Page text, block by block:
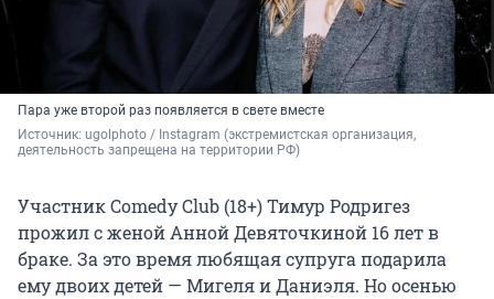
Пара уже второй раз появляется в свете вместе
Источник: ugolphoto / Instagram (экстремистская организация,
деятельность запрещена на территории РФ)
Участник Comedy Club (18+) Тимур Родригез
прожил с женой Анной Девяточкиной 16 лет в
браке. За это время любящая супруга подарила
ему двоих детей — Мигеля и Даниэля. Но осенью